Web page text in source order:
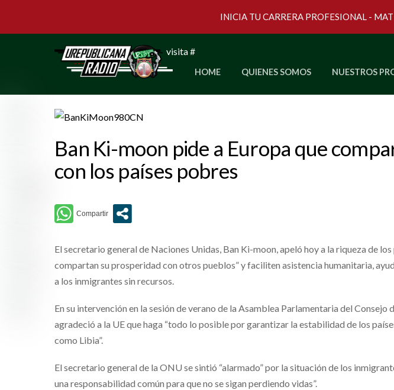
visita #
HOME QUIENES SOMOS NUESTROS
Ban Ki-moon pide a Europa que
con los países pobres
El secretario general de Naciones Unidas, Ban Ki-moon, apeló hoy a la riqueza de los
compartan su prosperidad con otros pueblos” y faciliten asistencia humanitaria,
a los inmigrantes sin recursos.
En su intervención en la sesión de verano de la Asamblea Parlamentaria del Consejo
agradeció a la UE que haga “todo lo posible por garantizar la estabilidad de los
como Libia”.
El secretario general de la ONU se sintió “alarmado” por la situación de los
una responsabilidad común para que no se sigan perdiendo vidas”.
INICIA TU CARRERA PROFESIONAL -